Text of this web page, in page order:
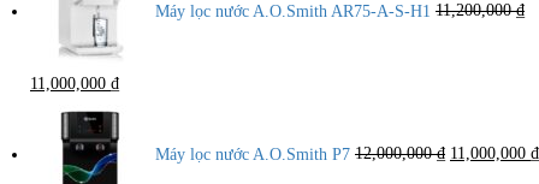
Máy lọc nước A.O.Smith AR75-A-S-H1 11,200,000₫
Giá
11,200,000 ₫.
11,000,000 ₫Giá
Máy lọc nước A.O.Smith P7 12,000,000₫ là:
11,000,000 ₫